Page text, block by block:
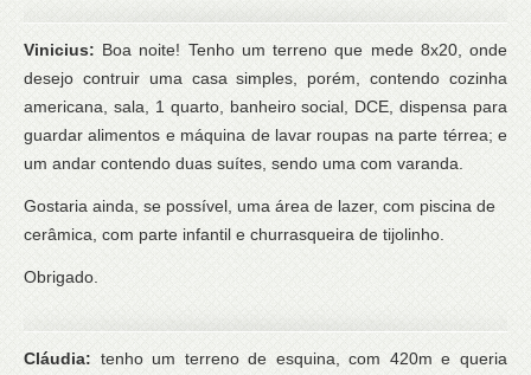
Vinicius: Boa noite! Tenho um terreno que mede 8x20, onde
desejo contruir uma casa simples, porém, contendo cozinha
americana, sala, 1 quarto, banheiro social, DCE, dispensa para
guardar alimentos e máquina de lavar roupas na parte térrea; e
um andar contendo duas suítes, sendo uma com varanda.
Gostaria ainda, se possível, uma área de lazer, com piscina de
cerâmica, com parte infantil e churrasqueira de tijolinho.
Obrigado.
Cláudia: tenho um terreno de esquina, com 420m e queria